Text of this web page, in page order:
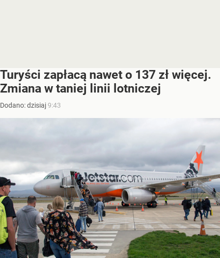
Turyści zapłacą nawet o 137 zł więcej.
Zmiana w taniej linii lotniczej
Dodano:dzisiaj9:43